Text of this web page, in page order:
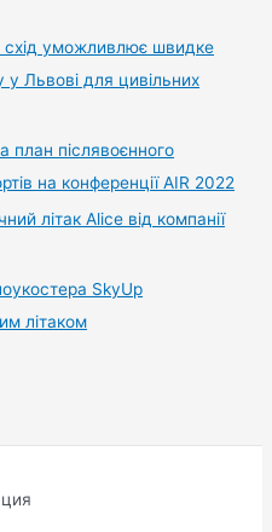
уможливлює швидке
у Львові для цивільних
план післявоєнного
на конференції AIR 2022
літак Alice від компанії
SkyUp
літаком